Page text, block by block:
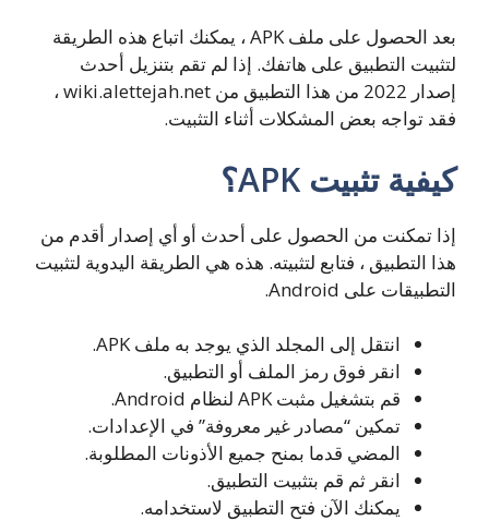
بعد الحصول على ملف APK ، يمكنك اتباع هذه الطريقة
لتثبيت التطبيق على هاتفك. إذا لم تقم بتنزيل أحدث
إصدار 2022 من هذا التطبيق من wiki.alettejah.net ،
فقد تواجه بعض المشكلات أثناء التثبيت.
كيفية تثبيت APK؟
إذا تمكنت من الحصول على أحدث أو أي إصدار أقدم من
هذا التطبيق ، فتابع لتثبيته. هذه هي الطريقة اليدوية لتثبيت
التطبيقات على Android.
انتقل إلى المجلد الذي يوجد به ملف APK.
انقر فوق رمز الملف أو التطبيق.
قم بتشغيل مثبت APK لنظام Android.
تمكين “مصادر غير معروفة” في الإعدادات.
المضي قدما بمنح جميع الأذونات المطلوبة.
انقر ثم قم بتثبيت التطبيق.
يمكنك الآن فتح التطبيق لاستخدامه.